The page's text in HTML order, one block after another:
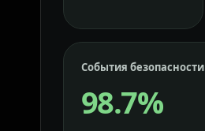
События безопасности
98.7%